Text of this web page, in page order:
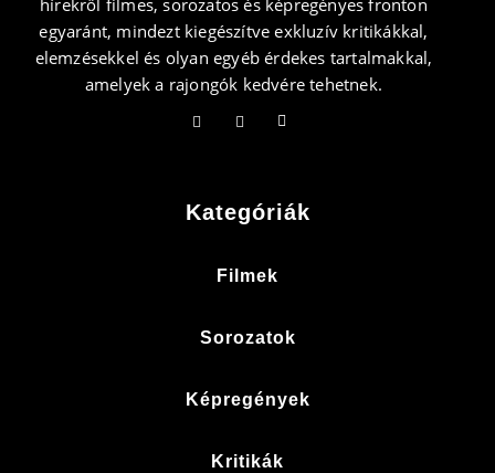
hírekről filmes, sorozatos és képregényes fronton
egyaránt, mindezt kiegészítve exkluzív kritikákkal,
elemzésekkel és olyan egyéb érdekes tartalmakkal,
amelyek a rajongók kedvére tehetnek.
Kategóriák
Filmek
Sorozatok
Képregények
Kritikák